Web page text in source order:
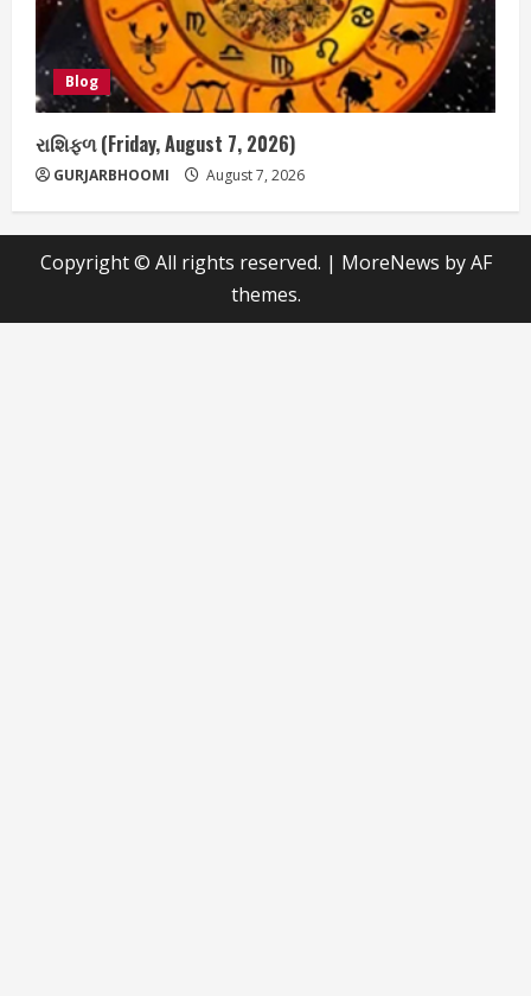
Blog
રાશિફળ (Friday, August 7, 2026)
GURJARBHOOMI August 7, 2026
Copyright © All rights reserved. | MoreNews by AF
themes.